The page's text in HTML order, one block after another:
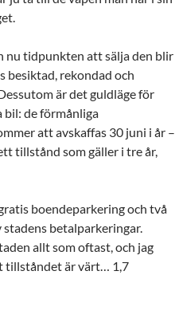
nu tidpunkten att sälja den blir
besiktad, rekondad och
är det guldläge för
bil: de förmånliga
att avskaffas 30 juni i år –
tillstånd som gäller i tre år,
boendeparkering och två
betalparkeringar.
allt som oftast, och jag
tillståndet är värt… 1,7